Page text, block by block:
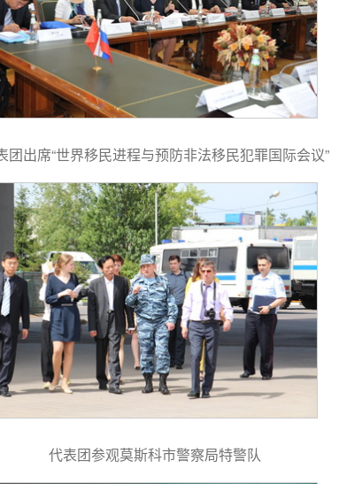
团出席“世界移民进程与预防非法移民犯罪国际会议”
代表团参观莫斯科市警察局特警队